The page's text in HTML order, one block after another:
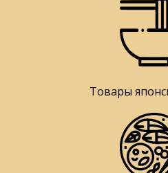
Товары